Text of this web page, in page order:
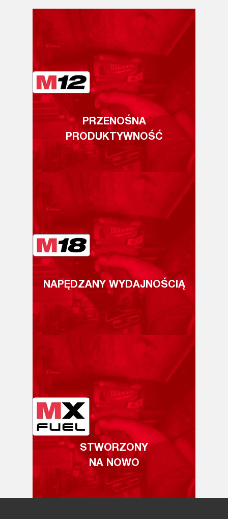
PRZENOŚNA
PRODUKTYWNOŚĆ
NAPĘDZANY WYDAJNOŚCIĄ
STWORZONY
NA NOWO